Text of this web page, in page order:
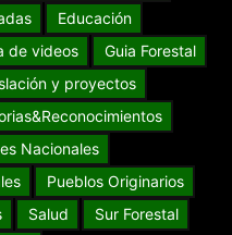
Educación
de videos
Guia Forestal
y proyectos
Nacionales
Pueblos Originarios
Salud
Sur Forestal